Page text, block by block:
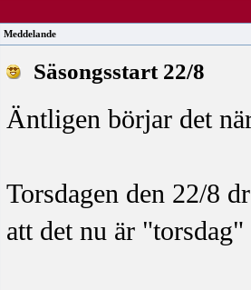
Meddelande
Säsongsstart 22/8
Äntligen börjar det
Torsdagen den 22/8
att det nu är